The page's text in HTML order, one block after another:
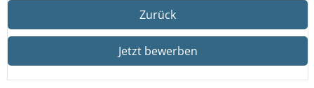
Zurück
Jetzt bewerben